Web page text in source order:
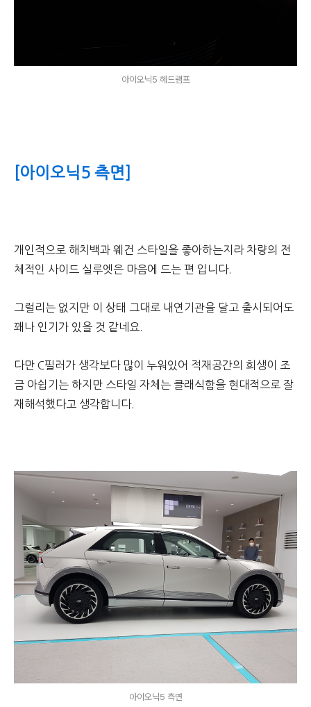
아이오닉5 헤드램프
[아이오닉5 측면]
개인적으로 해치백과 웨건 스타일을 좋아하는지라 차량의 전
체적인 사이드 실루엣은 마음에 드는 편 입니다.
그럴리는 없지만 이 상태 그대로 내연기관을 달고 출시되어도
꽤나 인기가 있을 것 같네요.
다만 C필러가 생각보다 많이 누워있어 적재공간의 희생이 조
금 아쉽기는 하지만 스타일 자체는 클래식함을 현대적으로 잘
재해석했다고 생각합니다.
아이오닉5 측면